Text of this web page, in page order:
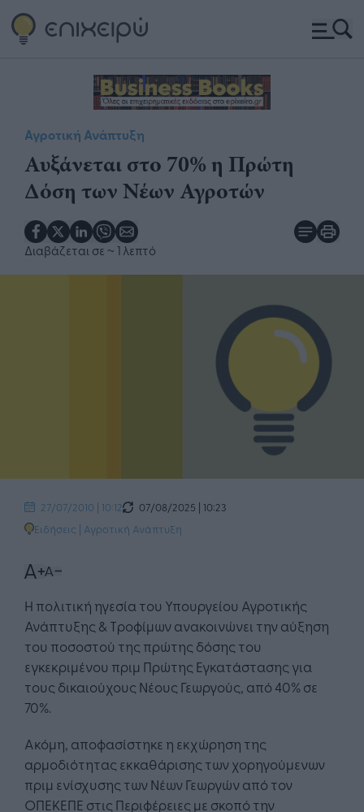
Αγροτική Ανάπτυξη
Αυξάνεται στο 70% η Πρώτη
Δόση των Νέων Αγροτών
Διαβάζεται σε ~ 1 λεπτό
27/07/2010 | 10:12
07/08/2025 | 10:23
Ειδήσεις | Αγροτική Ανάπτυξη
Η πολιτική ηγεσία του Υπουργείου Αγροτικής
Ανάπτυξης & Τροφίμων ανακοινώνει την αύξηση
του ποσοστού της πρώτης δόσης του
εγκεκριμένου πριμ Πρώτης Εγκατάστασης για
τους δικαιούχους Νέους Γεωργούς, από 40% σε
70%.
Ακόμη, αποφασίστηκε η εκχώρηση της
αρμοδιότητας εκκαθάρισης των χορηγούμενων
πριμ ενίσχυσης των Νέων Γεωργών από τον
ΟΠΕΚΕΠΕ στις Περιφέρειες με σκοπό την